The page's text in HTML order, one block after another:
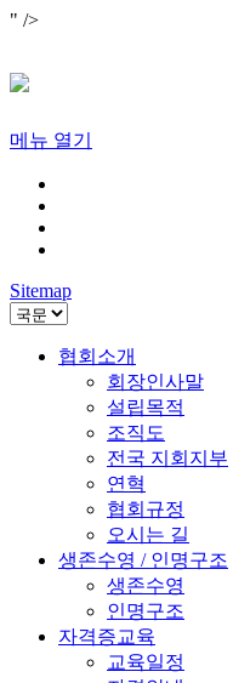
" />
메뉴 열기
Sitemap
협회소개
회장인사말
설립목적
조직도
전국 지회지부
연혁
협회규정
오시는 길
생존수영 / 인명구조
생존수영
인명구조
자격증교육
교육일정